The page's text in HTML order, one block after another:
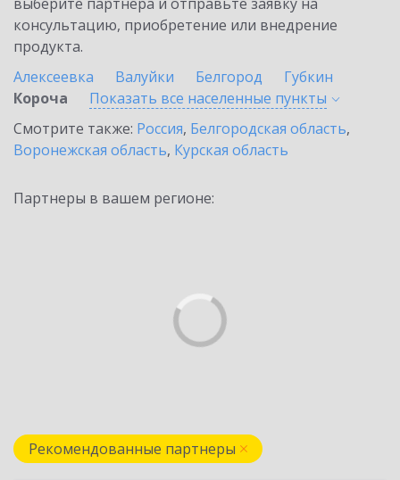
консультацию, приобретение или внедрение
продукта.
Алексеевка
Валуйки Белгород
Губкин
Короча
Показать все населенные пункты
Смотрите также: Россия, Белгородская область,
Воронежская область, Курская область
Партнеры в вашем регионе:
Рекомендованные партнеры